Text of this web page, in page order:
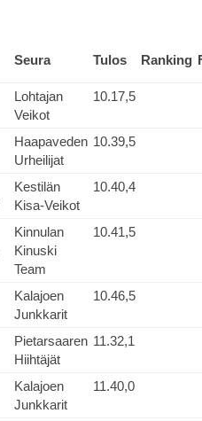
Seura Tulos Ranking
Lohtajan
Veikot
10.17,5
Haapaveden
Urheilijat
10.39,5
Kestilän
Kisa-Veikot
10.40,4
Kinnulan
Kinuski
Team
10.41,5
Kalajoen
Junkkarit
10.46,5
Pietarsaaren
Hiihtäjät
11.32,1
Kalajoen
Junkkarit
11.40,0